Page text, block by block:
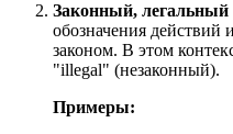
Законный, легальный
обозначения действий
законом. В этом
"illegal" (незаконный).
Примеры: